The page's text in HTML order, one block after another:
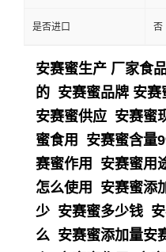
是否进口 否
安赛蜜生产 厂家食
的 安赛蜜品牌 安
安赛蜜供应 安赛蜜
蜜食用 安赛蜜含
赛蜜作用 安赛蜜用
怎么使用 安赛蜜添
少 安赛蜜多少钱
么 安赛蜜添加量安